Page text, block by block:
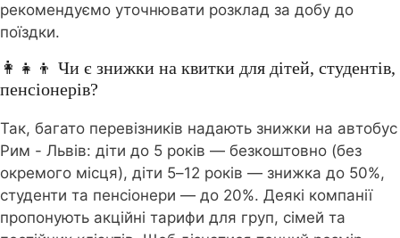
рекомендуємо уточнювати розклад за добу до
поїздки.
👩‍👧‍👦 Чи є знижки на квитки для дітей, студентів,
пенсіонерів?
Так, багато перевізників надають знижки на автобус
Рим - Львів: діти до 5 років — безкоштовно (без
окремого місця), діти 5–12 років — знижка до 50%,
студенти та пенсіонери — до 20%. Деякі компанії
пропонують акційні тарифи для груп, сімей та